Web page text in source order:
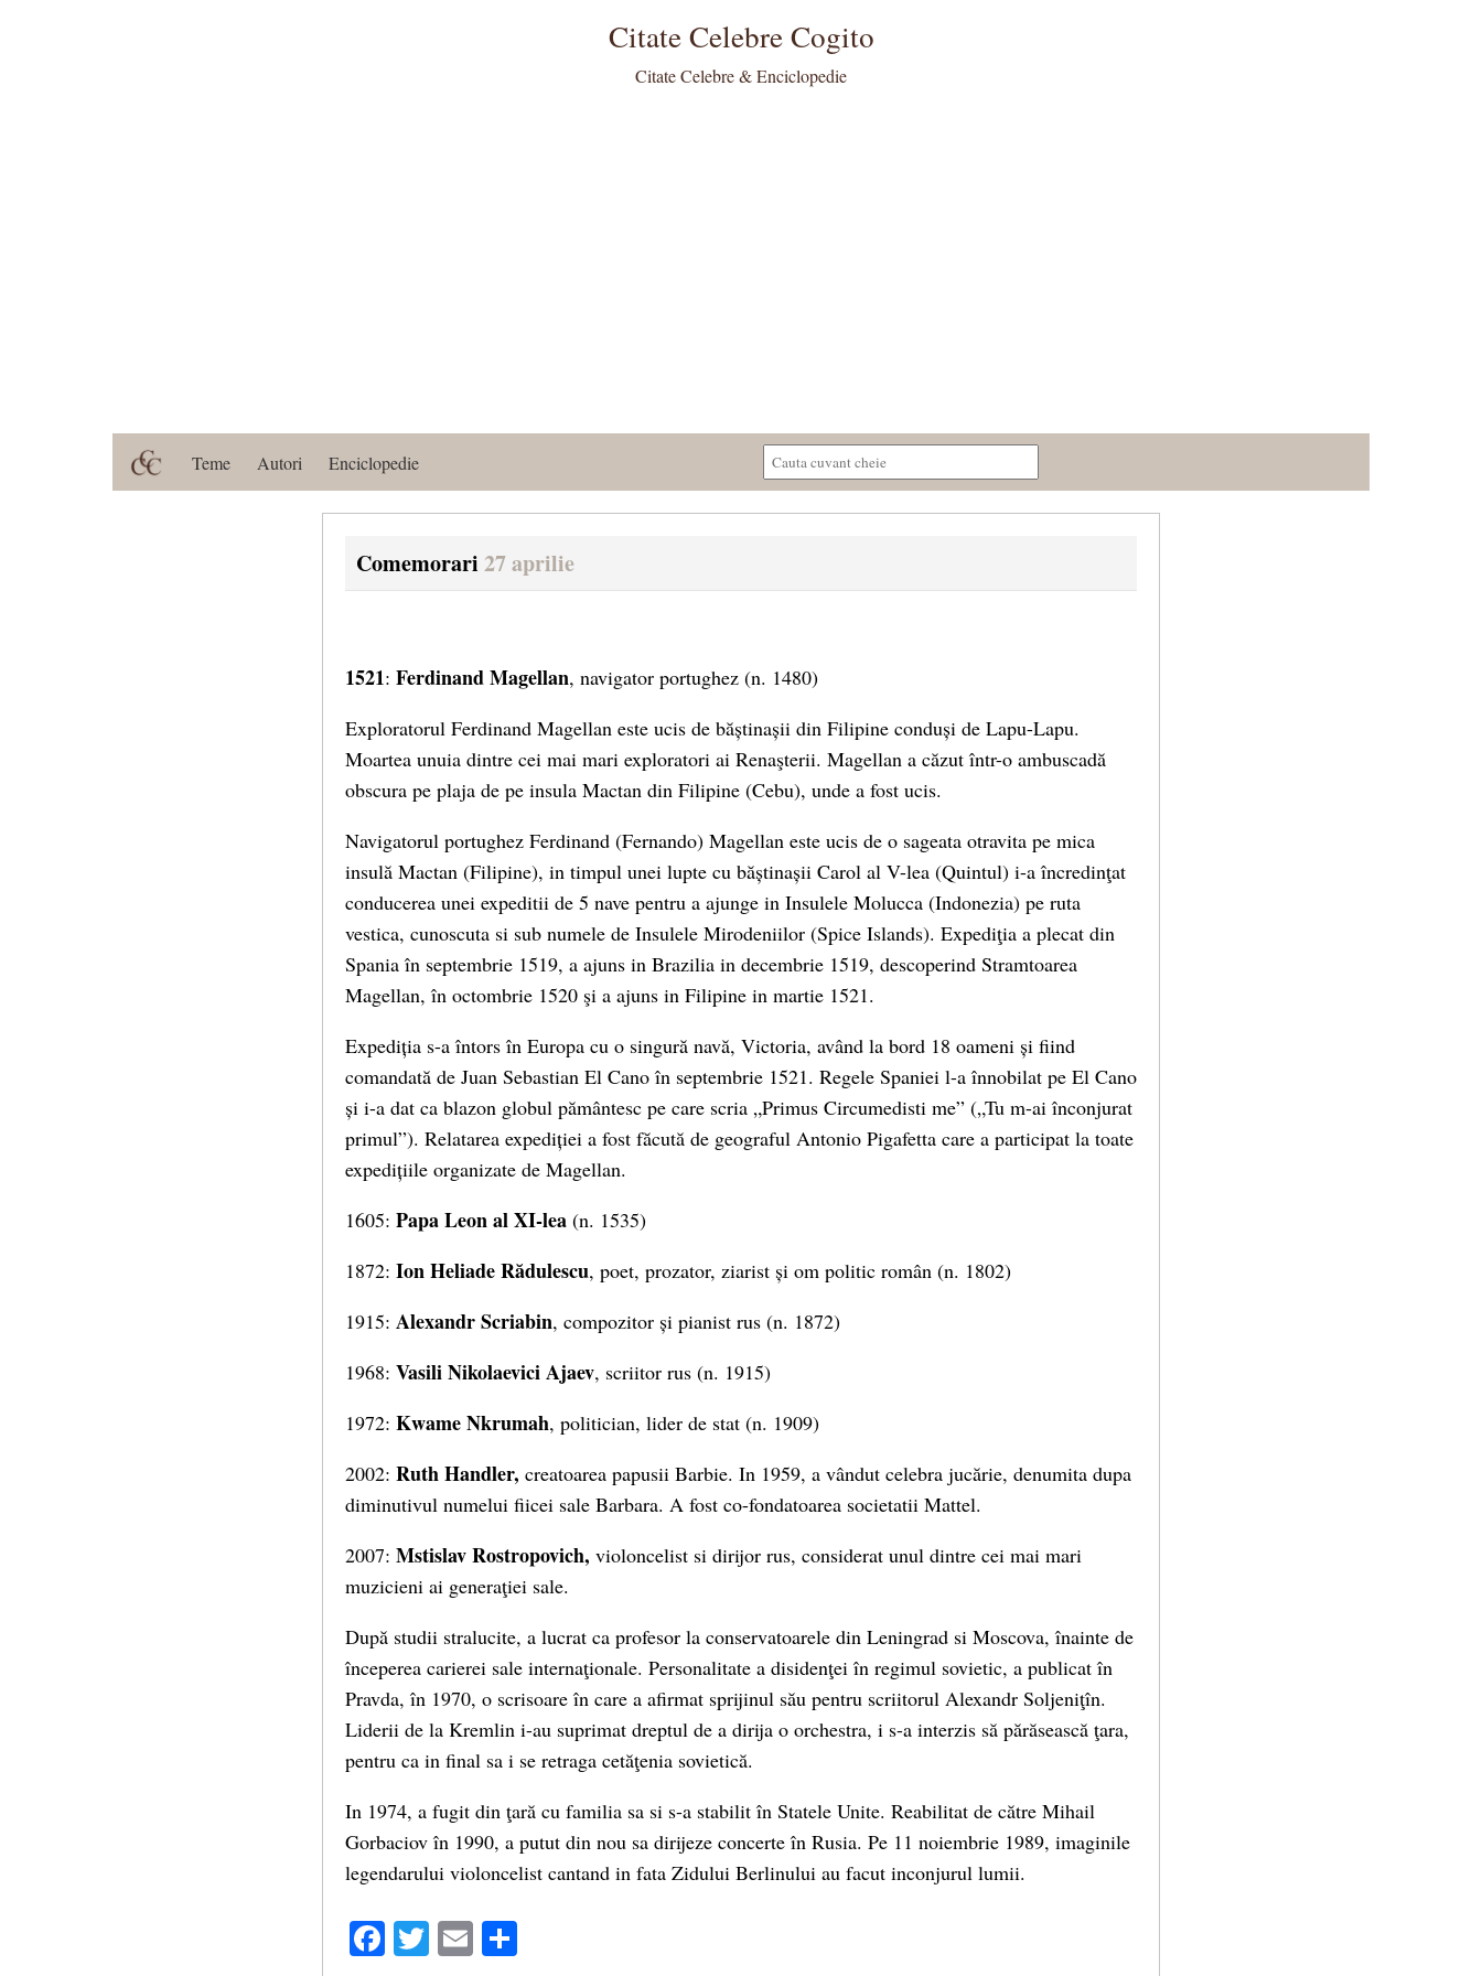
Citate Celebre Cogito
Citate Celebre & Enciclopedie
Teme Autori Enciclopedie
Comemorari 27 aprilie
1521: Ferdinand Magellan, navigator portughez (n. 1480)
Exploratorul Ferdinand Magellan este ucis de băștinașii din Filipine conduși de Lapu-Lapu.
Moartea unuia dintre cei mai mari exploratori ai Renaşterii. Magellan a căzut într-o ambuscadă
obscura pe plaja de pe insula Mactan din Filipine (Cebu), unde a fost ucis.
Navigatorul portughez Ferdinand (Fernando) Magellan este ucis de o sageata otravita pe mica
insulă Mactan (Filipine), in timpul unei lupte cu băștinașii Carol al V-lea (Quintul) i-a încredinţat
conducerea unei expeditii de 5 nave pentru a ajunge in Insulele Molucca (Indonezia) pe ruta
vestica, cunoscuta si sub numele de Insulele Mirodeniilor (Spice Islands). Expediţia a plecat din
Spania în septembrie 1519, a ajuns in Brazilia in decembrie 1519, descoperind Stramtoarea
Magellan, în octombrie 1520 şi a ajuns in Filipine in martie 1521.
Expediția s-a întors în Europa cu o singură navă, Victoria, având la bord 18 oameni și fiind
comandată de Juan Sebastian El Cano în septembrie 1521. Regele Spaniei l-a înnobilat pe El Cano
și i-a dat ca blazon globul pământesc pe care scria „Primus Circumedisti me” („Tu m-ai înconjurat
primul”). Relatarea expediției a fost făcută de geograful Antonio Pigafetta care a participat la toate
expedițiile organizate de Magellan.
1605: Papa Leon al XI-lea (n. 1535)
1872: Ion Heliade Rădulescu, poet, prozator, ziarist și om politic român (n. 1802)
1915: Alexandr Scriabin, compozitor și pianist rus (n. 1872)
1968: Vasili Nikolaevici Ajaev, scriitor rus (n. 1915)
1972: Kwame Nkrumah, politician, lider de stat (n. 1909)
2002: Ruth Handler, creatoarea papusii Barbie. In 1959, a vândut celebra jucărie, denumita dupa
diminutivul numelui fiicei sale Barbara. A fost co-fondatoarea societatii Mattel.
2007: Mstislav Rostropovich, violoncelist si dirijor rus, considerat unul dintre cei mai mari
muzicieni ai generaţiei sale.
După studii stralucite, a lucrat ca profesor la conservatoarele din Leningrad si Moscova, înainte de
începerea carierei sale internaţionale. Personalitate a disidenţei în regimul sovietic, a publicat în
Pravda, în 1970, o scrisoare în care a afirmat sprijinul său pentru scriitorul Alexandr Soljeniţîn.
Liderii de la Kremlin i-au suprimat dreptul de a dirija o orchestra, i s-a interzis să părăsească ţara,
pentru ca in final sa i se retraga cetăţenia sovietică.
In 1974, a fugit din ţară cu familia sa si s-a stabilit în Statele Unite. Reabilitat de către Mihail
Gorbaciov în 1990, a putut din nou sa dirijeze concerte în Rusia. Pe 11 noiembrie 1989, imaginile
legendarului violoncelist cantand in fata Zidului Berlinului au facut inconjurul lumii.
Facebook
Twitter
Email